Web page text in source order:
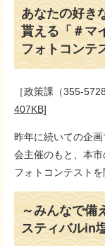
あなたの好き
貰える「＃マ
フォトコンテ
［政策課（355-5728
407KB]
昨年に続いての企
会主催のもと、本市
フォトコンテストを
～みんなで備
スティバルin